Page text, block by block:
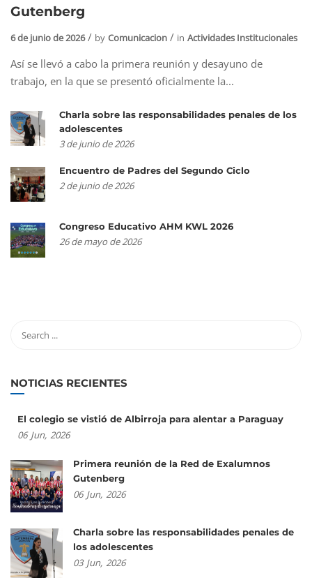
Gutenberg
6 de junio de 2026 by Comunicacion in Actividades Institucionales
Así se llevó a cabo la primera reunión y desayuno de
trabajo, en la que se presentó oficialmente la...
Charla sobre las responsabilidades penales de los
adolescentes
3 de junio de 2026
Encuentro de Padres del Segundo Ciclo
2 de junio de 2026
Congreso Educativo AHM KWL 2026
26 de mayo de 2026
NOTICIAS RECIENTES
El colegio se vistió de Albirroja para alentar a Paraguay
06 Jun, 2026
Primera reunión de la Red de Exalumnos
Gutenberg
06 Jun, 2026
Charla sobre las responsabilidades penales de
los adolescentes
03 Jun, 2026